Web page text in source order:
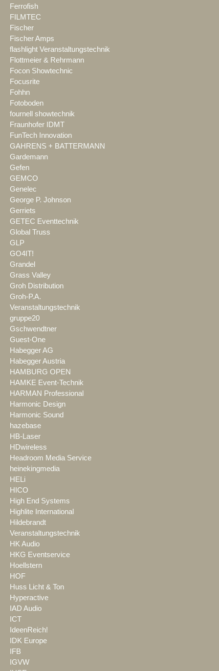
Ferrofish
FILMTEC
Fischer
Fischer Amps
flashlight Veranstaltungstechnik
Flottmeier & Rehrmann
Focon Showtechnic
Focusrite
Fohhn
Fotoboden
fournell showtechnik
Fraunhofer IDMT
FunTech Innovation
GAHRENS + BATTERMANN
Gardemann
Gefen
GEMCO
Genelec
George P. Johnson
Gerriets
GETEC Eventtechnik
Global Truss
GLP
GO4IT!
Grandel
Grass Valley
Groh Distribution
Groh-P.A.
Veranstaltungstechnik
gruppe20
Gschwendtner
Guest-One
Habegger AG
Habegger Austria
HAMBURG OPEN
HAMKE Event-Technik
HARMAN Professional
Harmonic Design
Harmonic Sound
hazebase
HB-Laser
HDwireless
Headroom Media Service
heinekingmedia
HELi
HICO
High End Systems
Highlite International
Hildebrandt
Veranstaltungstechnik
HK Audio
HKG Eventservice
Hoellstern
HOF
Huss Licht & Ton
Hyperactive
IAD Audio
ICT
IdeenReich!
IDK Europe
IFB
IGVW